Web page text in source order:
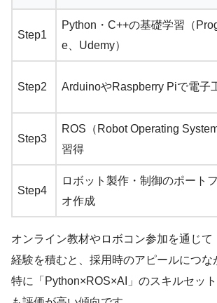
Step1
Python・C++の基礎学習（
e、Udemy）
Step2 ArduinoやRaspberry Piで電子
Step3
ROS（Robot Operating
習得
Step4
ロボット製作・制御のポート
オ作成
オンライン教材やロボコン参加を通じて
経験を積むと、採用時のアピールにつな
特に「Python×ROS×AI」のスキルセッ